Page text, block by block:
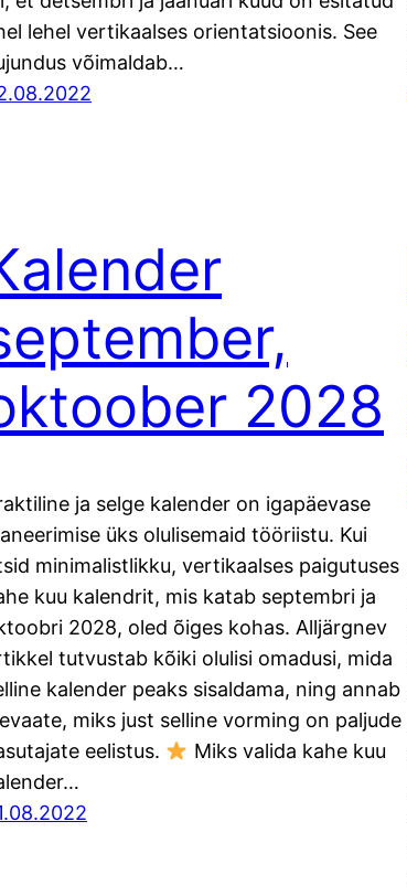
lehel vertikaalses orientatsioonis. See
võimaldab…
2028
ja selge kalender on igapäevase
üks olulisemaid tööriistu. Kui
minimalistlikku, vertikaalses paigutuses
kuu kalendrit, mis katab septembri ja
2028, oled õiges kohas. Alljärgnev
tutvustab kõiki olulisi omadusi, mida
kalender peaks sisaldama, ning annab
miks just selline vorming on paljude
eelistus.
Miks valida kahe kuu